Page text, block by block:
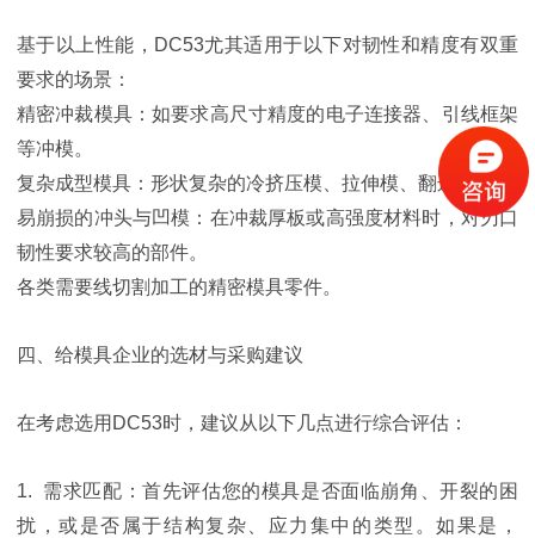
基于以上性能，DC53尤其适用于以下对韧性和精度有双重
要求的场景：
精密冲裁模具：如要求高尺寸精度的电子连接器、引线框架
等冲模。
复杂成型模具：形状复杂的冷挤压模、拉伸模、翻边模等。
易崩损的冲头与凹模：在冲裁厚板或高强度材料时，对刃口
韧性要求较高的部件。
各类需要线切割加工的精密模具零件。
四、给模具企业的选材与采购建议
在考虑选用DC53时，建议从以下几点进行综合评估：
1. 需求匹配：首先评估您的模具是否面临崩角、开裂的困
扰，或是否属于结构复杂、应力集中的类型。如果是，